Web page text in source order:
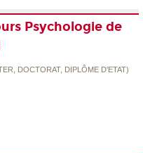
Psychologie de
DOCTORAT, DIPLÔME D'ETAT)